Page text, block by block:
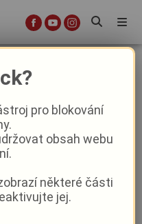
Varech opět
|07:12
pro blokování
obsah webu
některé části
jej.